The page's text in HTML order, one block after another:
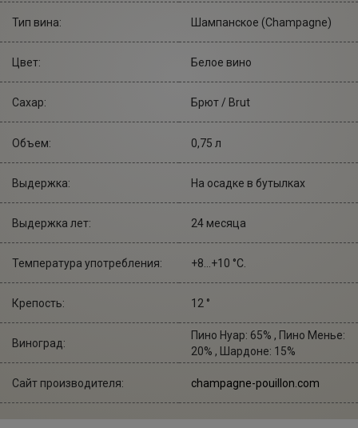
Тип вина: Шампанское (Champagne)
Цвет: Белое вино
Сахар: Брют / Brut
Объем: 0,75 л
Выдержка: На осадке в бутылках
Выдержка лет: 24 месяца
Температура употребления: +8...+10 °С.
Крепость: 12 °
Виноград:
Пино Нуар: 65% , Пино Менье:
20% , Шардоне: 15%
Сайт производителя: champagne-pouillon.com